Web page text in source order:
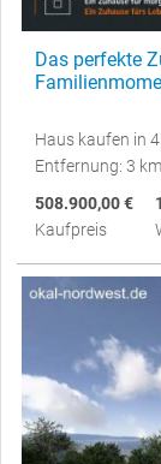
Das perfekte
Haus kaufen in
Entfernung: 3 km
508.900,00 €
Kaufpreis